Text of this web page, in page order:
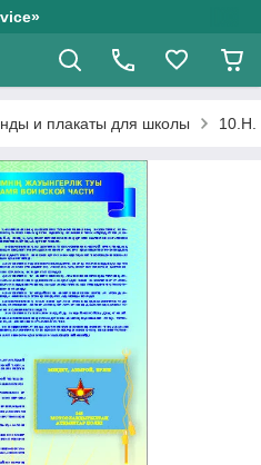
и плакаты для школы 10.Н.